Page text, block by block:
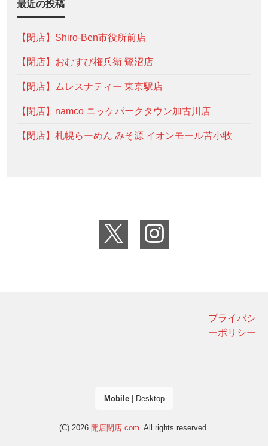
最近の投稿
【閉店】Shiro-Ben市役所前店
【閉店】おむすび権兵衛 鷺沼店
【閉店】ムレスナティー 東京駅店
【閉店】namco ニッケパークタウン加古川店
【閉店】札幌らーめん みそ源 イオンモール苫小牧
プライバシ
ーポリシー
Mobile| Desktop
(C) 2026 開店閉店.com . All rights reserved.